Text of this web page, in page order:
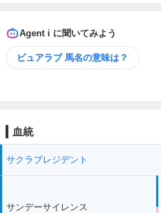
Agent i に聞いてみよう
ピュアラブ 馬名の意味は？
血統
サクラプレジデント
サンデーサイレンス